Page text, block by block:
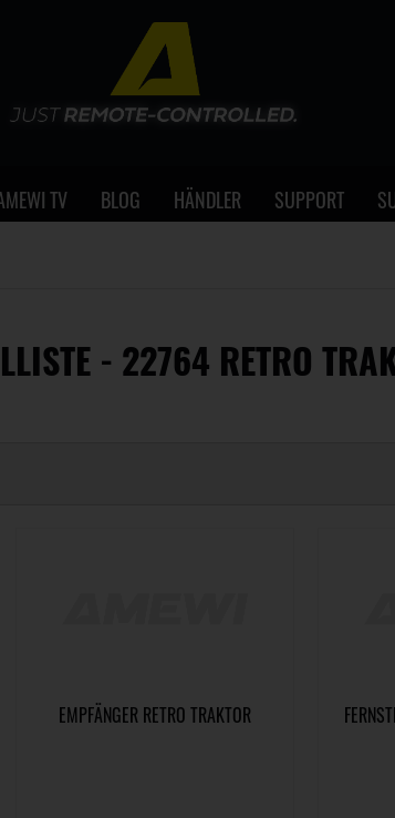
TV BLOG HÄNDLER SUPPORT
- 22764 RETRO
EMPFÄNGER RETRO TRAKTOR